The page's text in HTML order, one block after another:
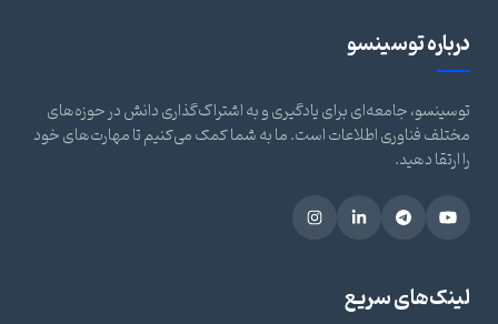
درباره توسینسو
توسینسو، جامعه‌ای برای یادگیری و به اشتراک‌گذاری دانش در حوزه‌های
مختلف فناوری اطلاعات است. ما به شما کمک می‌کنیم تا مهارت‌های خود
را ارتقا دهید.
لینک‌های سریع